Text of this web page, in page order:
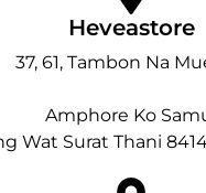
Heveastore
37, 61, Tambon Na
Amphore Ko
Wat Surat Thani